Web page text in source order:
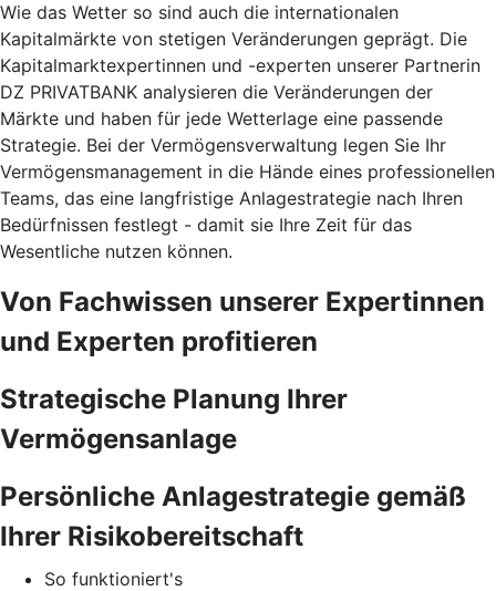
Wie das Wetter so sind auch die internationalen
Kapitalmärkte von stetigen Veränderungen geprägt. Die
Kapitalmarktexpertinnen und -experten unserer Partnerin
DZ PRIVATBANK analysieren die Veränderungen der
Märkte und haben für jede Wetterlage eine passende
Strategie. Bei der Vermögensverwaltung legen Sie Ihr
Vermögensmanagement in die Hände eines professionellen
Teams, das eine langfristige Anlagestrategie nach Ihren
Bedürfnissen festlegt - damit sie Ihre Zeit für das
Wesentliche nutzen können.
Von Fachwissen unserer Expertinnen
und Experten profitieren
Strategische Planung Ihrer
Vermögensanlage
Persönliche Anlagestrategie gemäß
Ihrer Risikobereitschaft
So funktioniert's